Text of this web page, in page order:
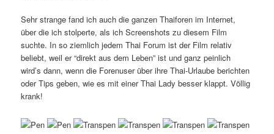
Sehr strange fand ich auch die ganzen Thaiforen im Internet,
über die ich stolperte, als ich Screenshots zu diesem Film
suchte. In so ziemlich jedem Thai Forum ist der Film relativ
beliebt, weil er “direkt aus dem Leben” ist und ganz peinlich
wird’s dann, wenn die Forenuser über ihre Thai-Urlaube berichten
oder Tips geben, wie es mit einer Thai Lady besser klappt. Völlig
krank!